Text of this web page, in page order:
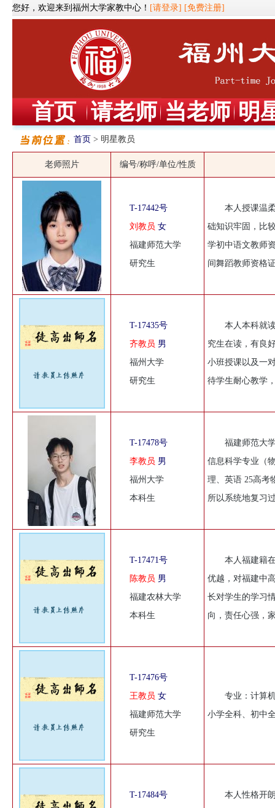
您好，欢迎来到福州大学家教中心！ [请登录] [免费注册]
首页 请老师 当老师 明
首页 > 明星教员
老师照片 编号/称呼/单位/性质
T-17442号
刘教员 女
福建师范大学
研究生
本人授课温
础知识牢固，比
学初中语文教师
间舞蹈教师资格
T-17435号
齐教员 男
福州大学
研究生
本人本科就
究生在读，有良
小班授课以及一
待学生耐心教学
T-17478号
李教员 男
福州大学
本科生
福建师范大
信息科学专业（
理、英语 25高考
所以系统地复习
T-17471号
陈教员 男
福建农林大学
本科生
本人福建籍
优越，对福建中
长对学生的学习
向，责任心强，
T-17476号
王教员 女
福建师范大学
研究生
专业：计算
小学全科、初中
T-17484号
本人性格开